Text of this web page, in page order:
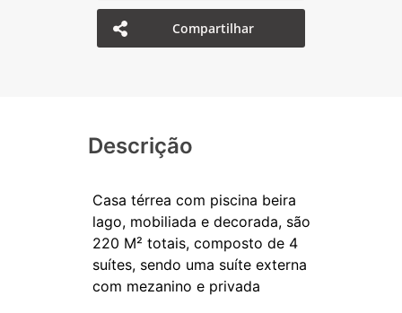
Compartilhar
Descrição
Casa térrea com piscina beira
lago, mobiliada e decorada, são
220 M² totais, composto de 4
suítes, sendo uma suíte externa